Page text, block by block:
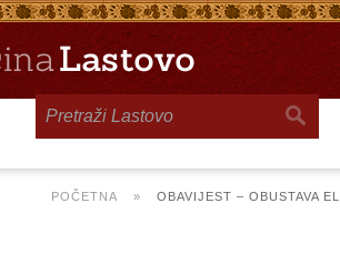
POČETNA » OBAVIJEST – OBUSTAVA